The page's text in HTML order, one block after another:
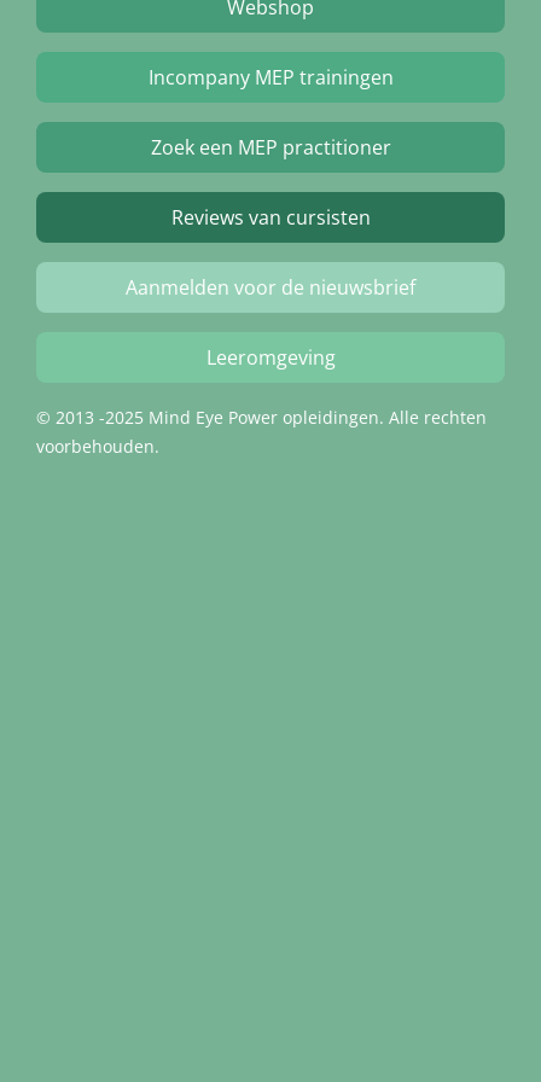
Webshop
Incompany MEP trainingen
Zoek een MEP practitioner
Reviews van cursisten
Aanmelden voor de nieuwsbrief
Leeromgeving
© 2013 -2025 Mind Eye Power opleidingen. Alle rechten
voorbehouden.